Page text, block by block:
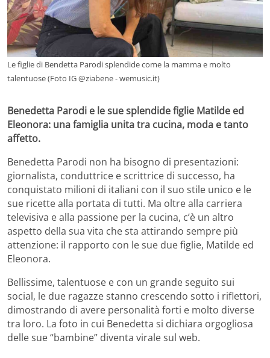
Le figlie di Bendetta Parodi splendide come la mamma e molto
talentuose (Foto IG @ziabene - wemusic.it)
Benedetta Parodi e le sue splendide figlie Matilde ed
Eleonora: una famiglia unita tra cucina, moda e tanto
affetto.
Benedetta Parodi non ha bisogno di presentazioni:
giornalista, conduttrice e scrittrice di successo, ha
conquistato milioni di italiani con il suo stile unico e le
sue ricette alla portata di tutti. Ma oltre alla carriera
televisiva e alla passione per la cucina, c’è un altro
aspetto della sua vita che sta attirando sempre più
attenzione: il rapporto con le sue due figlie, Matilde ed
Eleonora.
Bellissime, talentuose e con un grande seguito sui
social, le due ragazze stanno crescendo sotto i riflettori,
dimostrando di avere personalità forti e molto diverse
tra loro. La foto in cui Benedetta si dichiara orgogliosa
delle sue “bambine” diventa virale sul web.